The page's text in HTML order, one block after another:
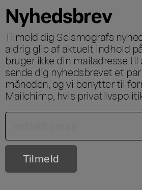
Nyhedsbrev
Tilmeld dig Seismografs
aldrig glip af aktuelt indhold
bruger ikke din mailadresse
sende dig nyhedsbrevet et
måneden, og vi benytter til
Mailchimp, hvis